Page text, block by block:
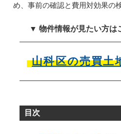
め、事前の確認と費用対効果の
▼ 物件情報が見たい方は
山科区の売買土
目次